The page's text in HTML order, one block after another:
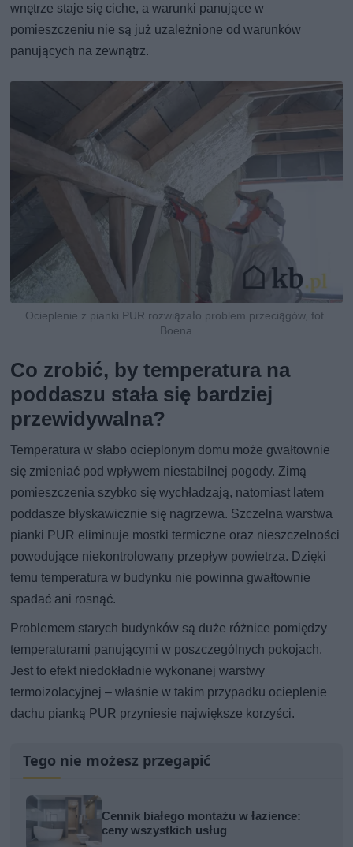
wnętrze staje się ciche, a warunki panujące w
pomieszczeniu nie są już uzależnione od warunków
panujących na zewnątrz.
Ocieplenie z pianki PUR rozwiązało problem przeciągów, fot.
Boena
Co zrobić, by temperatura na
poddaszu stała się bardziej
przewidywalna?
Temperatura w słabo ocieplonym domu może gwałtownie
się zmieniać pod wpływem niestabilnej pogody. Zimą
pomieszczenia szybko się wychładzają, natomiast latem
poddasze błyskawicznie się nagrzewa. Szczelna warstwa
pianki PUR eliminuje mostki termiczne oraz nieszczelności
powodujące niekontrolowany przepływ powietrza. Dzięki
temu temperatura w budynku nie powinna gwałtownie
spadać ani rosnąć.
Problemem starych budynków są duże różnice pomiędzy
temperaturami panującymi w poszczególnych pokojach.
Jest to efekt niedokładnie wykonanej warstwy
termoizolacyjnej – właśnie w takim przypadku ocieplenie
dachu pianką PUR przyniesie największe korzyści.
Tego nie możesz przegapić
Cennik białego montażu w łazience:
ceny wszystkich usług